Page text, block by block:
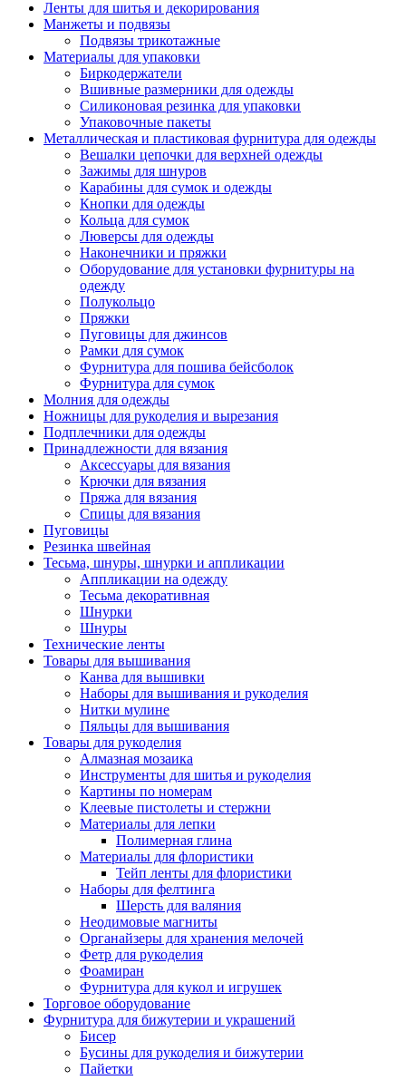
Ленты для шитья и декорирования
Манжеты и подвязы
Подвязы трикотажные
Материалы для упаковки
Биркодержатели
Вшивные размерники для одежды
Силиконовая резинка для упаковки
Упаковочные пакеты
Металлическая и пластиковая фурнитура для одежды
Вешалки цепочки для верхней одежды
Зажимы для шнуров
Карабины для сумок и одежды
Кнопки для одежды
Кольца для сумок
Люверсы для одежды
Наконечники и пряжки
Оборудование для установки фурнитуры на
одежду
Полукольцо
Пряжки
Пуговицы для джинсов
Рамки для сумок
Фурнитура для пошива бейсболок
Фурнитура для сумок
Молния для одежды
Ножницы для рукоделия и вырезания
Подплечники для одежды
Принадлежности для вязания
Аксессуары для вязания
Крючки для вязания
Пряжа для вязания
Спицы для вязания
Пуговицы
Резинка швейная
Тесьма, шнуры, шнурки и аппликации
Аппликации на одежду
Тесьма декоративная
Шнурки
Шнуры
Технические ленты
Товары для вышивания
Канва для вышивки
Наборы для вышивания и рукоделия
Нитки мулине
Пяльцы для вышивания
Товары для рукоделия
Алмазная мозаика
Инструменты для шитья и рукоделия
Картины по номерам
Клеевые пистолеты и стержни
Материалы для лепки
Полимерная глина
Материалы для флористики
Тейп ленты для флористики
Наборы для фелтинга
Шерсть для валяния
Неодимовые магниты
Органайзеры для хранения мелочей
Фетр для рукоделия
Фоамиран
Фурнитура для кукол и игрушек
Торговое оборудование
Фурнитура для бижутерии и украшений
Бисер
Бусины для рукоделия и бижутерии
Пайетки